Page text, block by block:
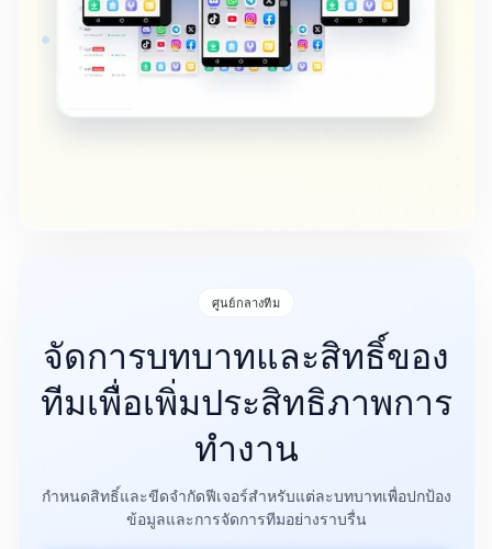
ศูนย์กลางทีม
จัดการบทบาทและสิทธิ์ของ
ทีมเพื่อเพิ่มประสิทธิภาพการ
ทำงาน
กำหนดสิทธิ์และขีดจำกัดฟีเจอร์สำหรับแต่ละบทบาทเพื่อปกป้อง
ข้อมูลและการจัดการทีมอย่างราบรื่น